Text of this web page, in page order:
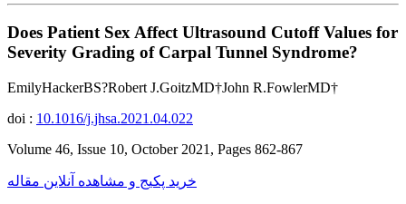
Does Patient Sex Affect Ultrasound Cutoff Values for
Severity Grading of Carpal Tunnel Syndrome?
EmilyHackerBS?Robert J.GoitzMD†John R.FowlerMD†
doi : 10.1016/j.jhsa.2021.04.022
Volume 46, Issue 10, October 2021, Pages 862-867
خرید پکیج و مشاهده آنلاین مقاله